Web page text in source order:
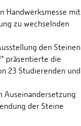
Handwerksmesse mit
zu wechselnden
den Steinen
präsentierte die
23 Studierenden und
Auseinandersetzung
der Steine